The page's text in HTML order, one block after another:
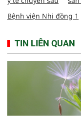
Bệnh viện Nhi đồng 1
TIN LIÊN QUAN